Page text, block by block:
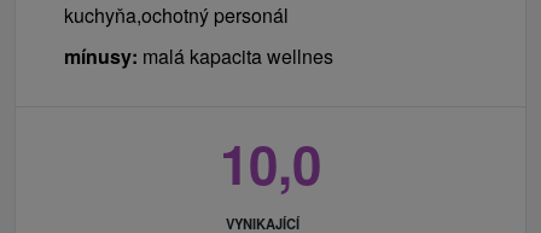
kuchyňa,ochotný personál
mínusy: malá kapacita wellnes
10,0
VYNIKAJÍCÍ